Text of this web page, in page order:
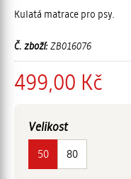
Kulatá matrace pro psy.
Č. zboží:ZB016076
499,00 Kč
Velikost
50 80